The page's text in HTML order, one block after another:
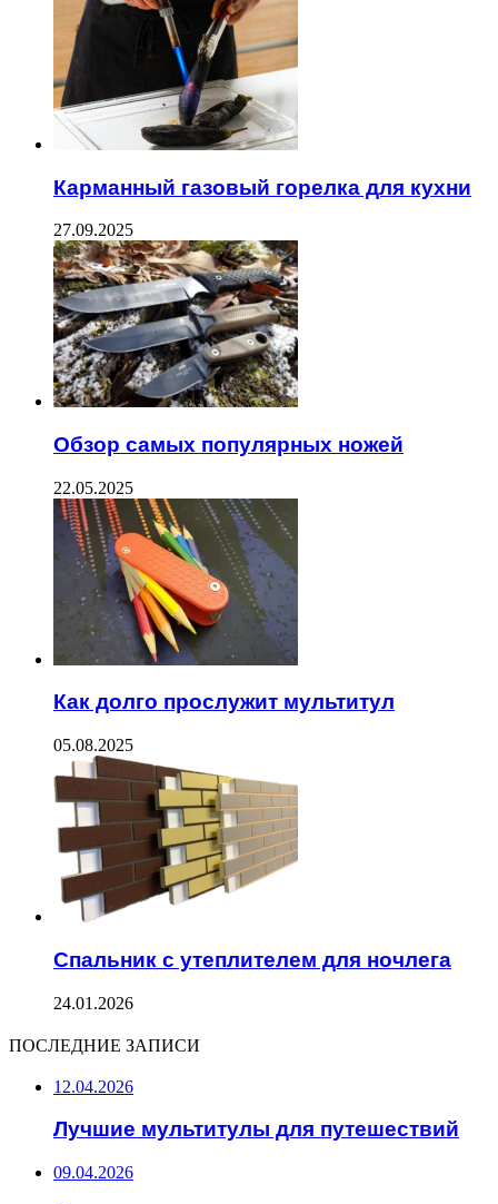
Карманный газовый горелка для кухни
27.09.2025
Обзор самых популярных ножей
22.05.2025
Как долго прослужит мультитул
05.08.2025
Спальник с утеплителем для ночлега
24.01.2026
ПОСЛЕДНИЕ ЗАПИСИ
12.04.2026
Лучшие мультитулы для путешествий
09.04.2026